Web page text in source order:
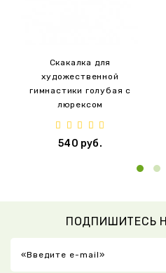
Скакалка для
художественной
гимнастики голубая с
люрексом
540 руб.
ПОДПИШИТЕСЬ